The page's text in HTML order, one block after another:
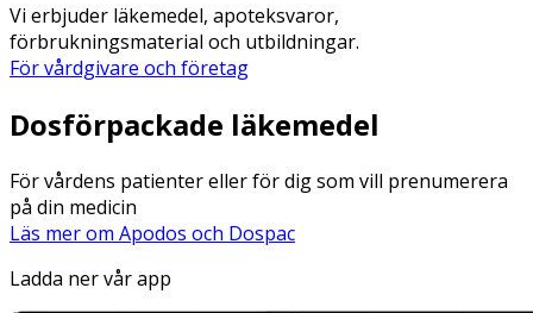
Vi erbjuder läkemedel, apoteksvaror,
förbrukningsmaterial och utbildningar.
För vårdgivare och företag
Dosförpackade läkemedel
För vårdens patienter eller för dig som vill prenumerera
på din medicin
Läs mer om Apodos och Dospac
Ladda ner vår app